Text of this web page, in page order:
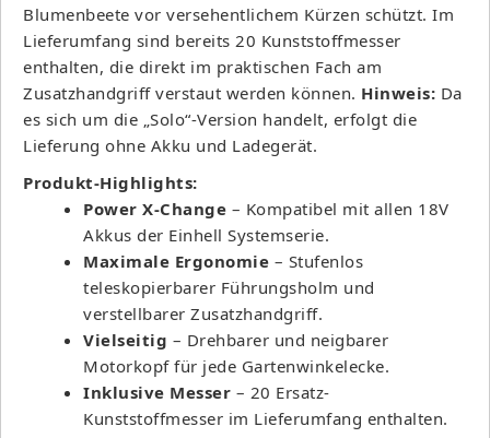
Blumenbeete vor versehentlichem Kürzen schützt. Im
Lieferumfang sind bereits 20 Kunststoffmesser
enthalten, die direkt im praktischen Fach am
Zusatzhandgriff verstaut werden können. Hinweis: Da
es sich um die „Solo“-Version handelt, erfolgt die
Lieferung ohne Akku und Ladegerät.
Produkt-Highlights:
Power X-Change – Kompatibel mit allen 18V
Akkus der Einhell Systemserie.
Maximale Ergonomie – Stufenlos
teleskopierbarer Führungsholm und
verstellbarer Zusatzhandgriff.
Vielseitig – Drehbarer und neigbarer
Motorkopf für jede Gartenwinkelecke.
Inklusive Messer – 20 Ersatz-
Kunststoffmesser im Lieferumfang enthalten.